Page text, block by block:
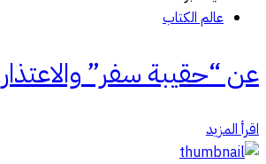
عالم الكتاب
عن “حقيبة سفر”
اقرأ المزيد